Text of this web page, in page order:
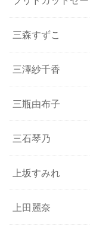
三森すずこ
三澤紗千香
三瓶由布子
三石琴乃
上坂すみれ
上田麗奈